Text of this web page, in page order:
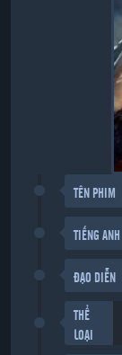
TÊN PHIM
TIẾNG ANH
ĐẠO DIỄN
THỂ
LOẠI